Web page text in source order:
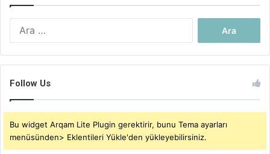
Follow Us
Bu widget Arqam Lite Plugin gerektirir, bunu Tema ayarları
menüsünden> Eklentileri Yükle'den yükleyebilirsiniz.